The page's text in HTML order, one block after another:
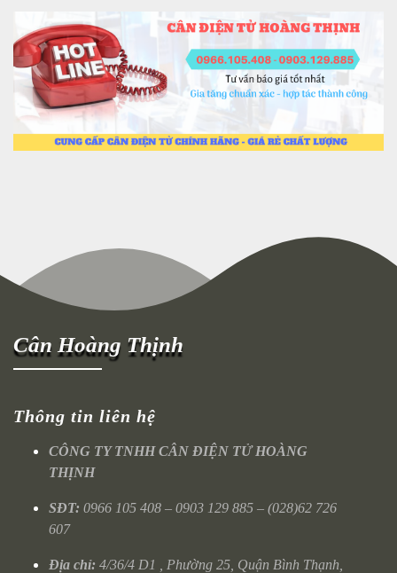
Cân Hoàng Thịnh
Thông tin liên hệ
CÔNG TY TNHH CÂN ĐIỆN TỬ HOÀNG
THỊNH
SĐT: 0966 105 408 – 0903 129 885 – (028)62 726
607
Địa chỉ: 4/36/4 D1 , Phường 25, Quận Bình Thạnh,